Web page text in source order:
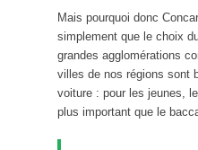
Mais pourquoi donc
simplement que le choix
grandes agglomérations
villes de nos régions sont
voiture : pour les jeunes,
plus important que le